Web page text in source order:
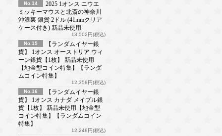
No.14
2025 1オンス ニウエ
ミッキーマウスと北斎の神奈川
沖浪裏 銀貨 2ドル (41mmクリア
ケース付き) 新品未使用
13,502円(税込)
No.15
【ランダムイヤー銀
貨】 1オンス オーストリア ウィ
ーン銀貨【1枚】 新品未使用
【地金型コイン特集】【ランダ
ムコイン特集】
12,358円(税込)
No.16
【ランダムイヤー銀
貨】 1オンス カナダ メイプル銀
貨【1枚】 新品未使用【地金型
コイン特集】【ランダムコイン
特集】
12,248円(税込)